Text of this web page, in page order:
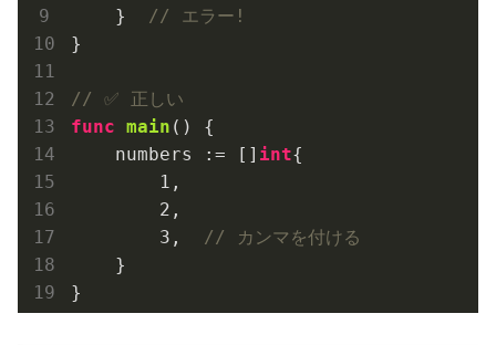
    }
// エラー!
}
// ✅ 正しい
func main ()
{
    numbers := []
int{
1 ,
2 ,
3 ,
// カンマを付ける
    }